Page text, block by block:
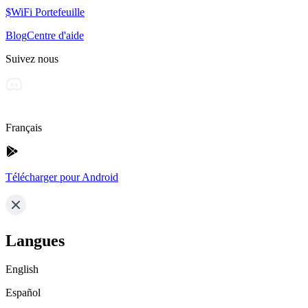
$WiFi Portefeuille
BlogCentre d'aide
Suivez nous
Français
Télécharger pour Android
Langues
English
Español